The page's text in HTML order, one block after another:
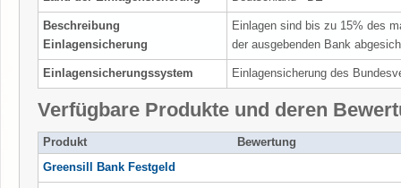
Beschreibung
Einlagensicherung
Einlagen sind bis zu 15% des
der ausgebenden Bank
Einlagensicherungssystem Einlagensicherung des
Verfügbare Produkte und deren
Produkt
Bewertung
Greensill Bank Festgeld